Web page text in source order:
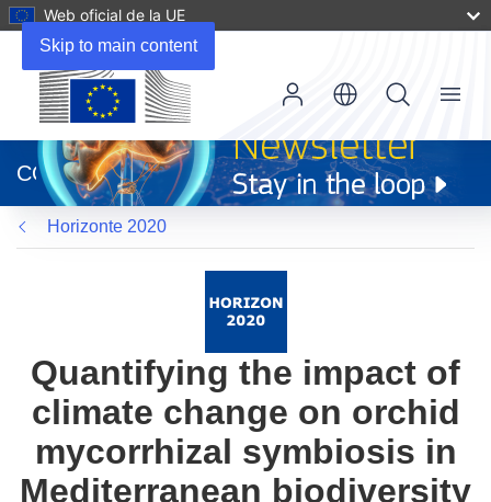
Skip to main content
Web oficial de la UE
abrirá
en
una
nueva
ventana)
CORDIS
Menu
Horizonte 2020
Quantifying the impact of
climate change on orchid
mycorrhizal symbiosis in
Mediterranean biodiversity